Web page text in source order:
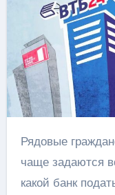
Рядовые граждане в наше тяжелое время все
чаще задаются
какой банк